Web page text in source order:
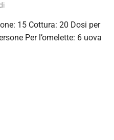
15 Cottura: 20 Dosi per
Per l’omelette: 6 uova